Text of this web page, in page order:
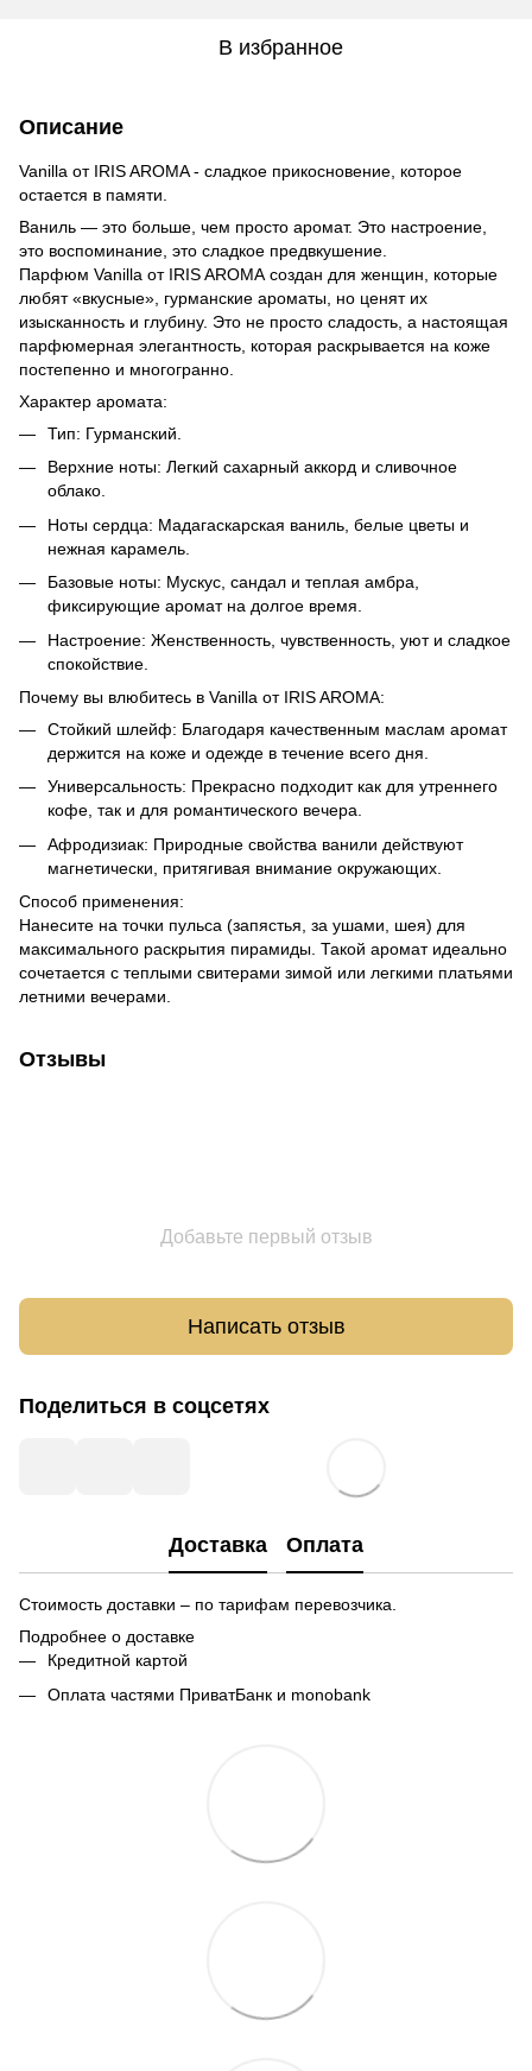
В избранное
Описание
Vanilla от IRIS AROMA - сладкое прикосновение, которое
остается в памяти.
Ваниль — это больше, чем просто аромат. Это настроение,
это воспоминание, это сладкое предвкушение.
Парфюм Vanilla от IRIS AROMA создан для женщин, которые
любят «вкусные», гурманские ароматы, но ценят их
изысканность и глубину. Это не просто сладость, а настоящая
парфюмерная элегантность, которая раскрывается на коже
постепенно и многогранно.
Характер аромата:
Тип: Гурманский.
Верхние ноты: Легкий сахарный аккорд и сливочное
облако.
Ноты сердца: Мадагаскарская ваниль, белые цветы и
нежная карамель.
Базовые ноты: Мускус, сандал и теплая амбра,
фиксирующие аромат на долгое время.
Настроение: Женственность, чувственность, уют и сладкое
спокойствие.
Почему вы влюбитесь в Vanilla от IRIS AROMA:
Стойкий шлейф: Благодаря качественным маслам аромат
держится на коже и одежде в течение всего дня.
Универсальность: Прекрасно подходит как для утреннего
кофе, так и для романтического вечера.
Афродизиак: Природные свойства ванили действуют
магнетически, притягивая внимание окружающих.
Способ применения:
Нанесите на точки пульса (запястья, за ушами, шея) для
максимального раскрытия пирамиды. Такой аромат идеально
сочетается с теплыми свитерами зимой или легкими платьями
летними вечерами.
Отзывы
Добавьте первый отзыв
Написать отзыв
Поделиться в соцсетях
Доставка Оплата
Стоимость доставки – по тарифам перевозчика.
Подробнее о доставке
Кредитной картой
Оплата частями ПриватБанк и monobank